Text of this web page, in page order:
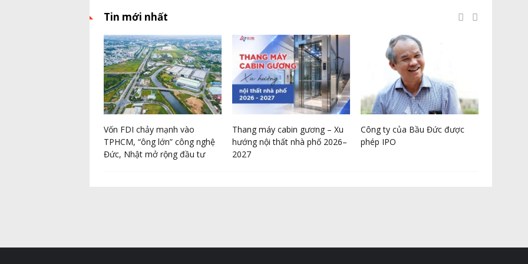
Tin mới nhất
Vốn FDI chảy mạnh vào
TPHCM, “ông lớn” công nghệ
Đức, Nhật mở rộng đầu tư
Thang máy cabin gương – Xu
hướng nội thất nhà phố 2026–
2027
Công ty của Bầu Đức được
phép IPO